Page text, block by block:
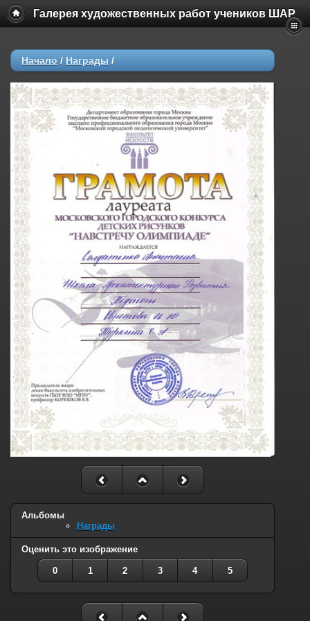
Галерея художественных работ учеников ШАР
Начало / Награды /
Альбомы
Награды
Оценить это изображение
0 1 2 3 4 5